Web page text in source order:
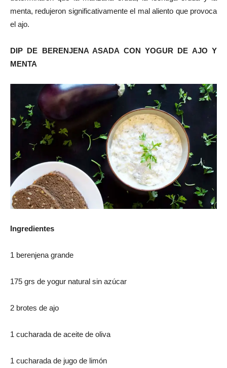
menta, redujeron significativamente el mal aliento que provoca
el ajo.
DIP DE BERENJENA ASADA CON YOGUR DE AJO Y
MENTA
Ingredientes
1 berenjena grande
175 grs de yogur natural sin azúcar
2 brotes de ajo
1 cucharada de aceite de oliva
1 cucharada de jugo de limón